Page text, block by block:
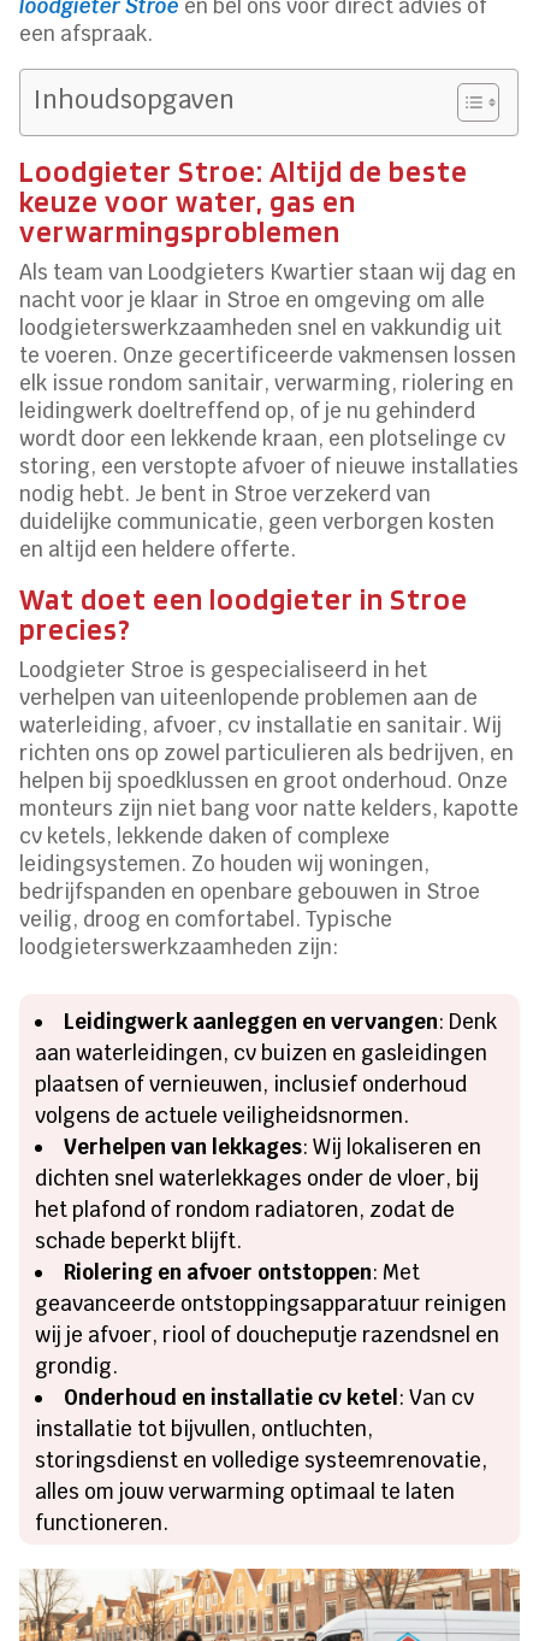
loodgieter Stroe en bel ons voor direct advies of
een afspraak.
Inhoudsopgaven
Loodgieter Stroe: Altijd de beste
keuze voor water, gas en
verwarmingsproblemen
Als team van Loodgieters Kwartier staan wij dag en
nacht voor je klaar in Stroe en omgeving om alle
loodgieterswerkzaamheden snel en vakkundig uit
te voeren. Onze gecertificeerde vakmensen lossen
elk issue rondom sanitair, verwarming, riolering en
leidingwerk doeltreffend op, of je nu gehinderd
wordt door een lekkende kraan, een plotselinge cv
storing, een verstopte afvoer of nieuwe installaties
nodig hebt. Je bent in Stroe verzekerd van
duidelijke communicatie, geen verborgen kosten
en altijd een heldere offerte.
Wat doet een loodgieter in Stroe
precies?
Loodgieter Stroe is gespecialiseerd in het
verhelpen van uiteenlopende problemen aan de
waterleiding, afvoer, cv installatie en sanitair. Wij
richten ons op zowel particulieren als bedrijven, en
helpen bij spoedklussen en groot onderhoud. Onze
monteurs zijn niet bang voor natte kelders, kapotte
cv ketels, lekkende daken of complexe
leidingsystemen. Zo houden wij woningen,
bedrijfspanden en openbare gebouwen in Stroe
veilig, droog en comfortabel. Typische
loodgieterswerkzaamheden zijn:
Leidingwerk aanleggen en vervangen: Denk
aan waterleidingen, cv buizen en gasleidingen
plaatsen of vernieuwen, inclusief onderhoud
volgens de actuele veiligheidsnormen.
Verhelpen van lekkages: Wij lokaliseren en
dichten snel waterlekkages onder de vloer, bij
het plafond of rondom radiatoren, zodat de
schade beperkt blijft.
Riolering en afvoer ontstoppen: Met
geavanceerde ontstoppingsapparatuur reinigen
wij je afvoer, riool of doucheputje razendsnel en
grondig.
Onderhoud en installatie cv ketel: Van cv
installatie tot bijvullen, ontluchten,
storingsdienst en volledige systeemrenovatie,
alles om jouw verwarming optimaal te laten
functioneren.